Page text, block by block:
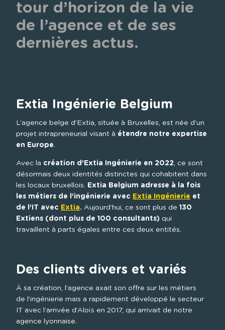
tour d’horizon de la vie
de l’agence et de ses
dernières actus.
Extia Ingénierie Belgium
L’agence belge d’Extia, située à Bruxelles, est née d’un
projet intrapreneurial visant à étendre notre expertise
en Europe.
Avec la création d’Extia Ingénierie en 2022, ce sont
désormais deux identités distinctes qui cohabitent dans
les locaux bruxellois. Extia Belgium adresse à la fois
les métiers de l’ingénierie avec Extia Ingénierie et
de l’IT avec Extia. Aujourd’hui, ce sont plus de 130
Extiens (dont plus de 100 consultants) qui
travaillent à parts égales entre ces deux entités.
Des clients divers et variés
À sa création, l’agence axait son offre sur les métiers
de l’ingénierie mais a rapidement développé le secteur
IT avec l’arrivée d’Aloïs en 2017, qui arrivait de notre
agence lyonnaise.